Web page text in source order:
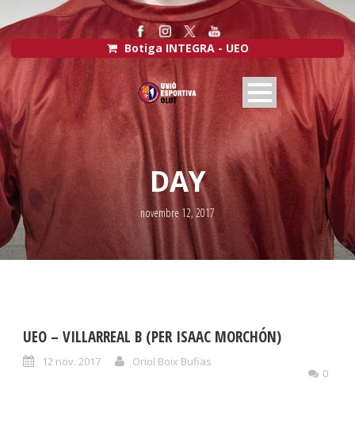
Botiga INTEGRA - UEO
DAY
novembre 12, 2017
UEO – VILLARREAL B (PER ISAAC MORCHÓN)
12 nov. 2017
Oriol Boix Bufias
0